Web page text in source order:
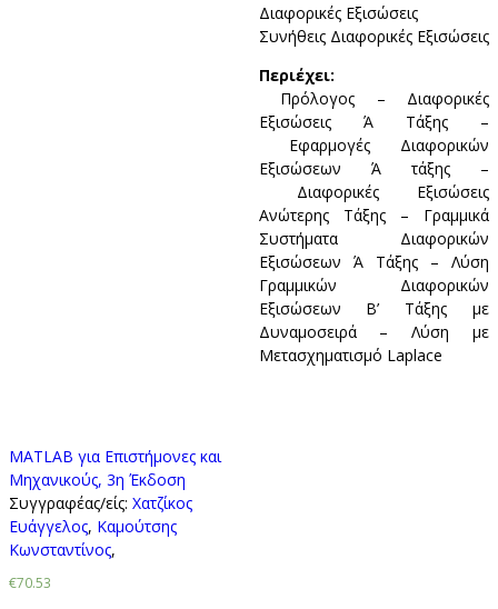
Διαφορικές Εξισώσεις
Συνήθεις Διαφορικές Εξισώσεις
Περιέχει:
Πρόλογος – Διαφορικές
Εξισώσεις Ά Τάξης –
Εφαρμογές Διαφορικών
Εξισώσεων Ά τάξης –
Διαφορικές Εξισώσεις
Ανώτερης Τάξης – Γραμμικά
Συστήματα Διαφορικών
Εξισώσεων Ά Τάξης – Λύση
Γραμμικών Διαφορικών
Εξισώσεων Β’ Τάξης με
Δυναμοσειρά – Λύση με
Μετασχηματισμό Laplace
MATLAB για Επιστήμονες και
Μηχανικούς, 3η Έκδοση
Συγγραφέας/είς: Χατζίκος
Eυάγγελος, Καμούτσης
Κωνσταντίνος,
€70.53